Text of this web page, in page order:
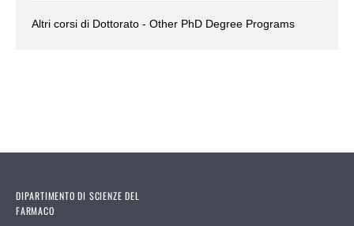
Altri corsi di Dottorato - Other PhD Degree Programs
DIPARTIMENTO DI SCIENZE DEL
FARMACO